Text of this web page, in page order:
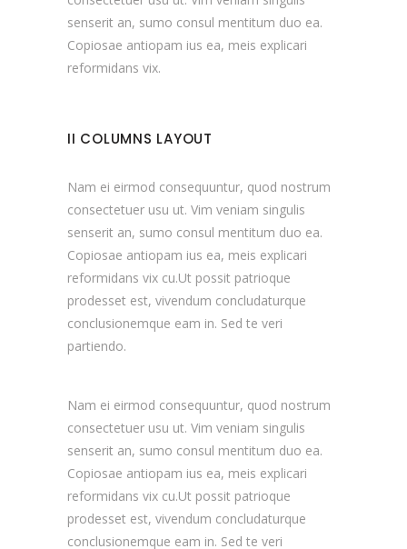
senserit an, sumo consul mentitum duo ea.
Copiosae antiopam ius ea, meis explicari
reformidans vix.
II COLUMNS LAYOUT
Nam ei eirmod consequuntur, quod nostrum
consectetuer usu ut. Vim veniam singulis
senserit an, sumo consul mentitum duo ea.
Copiosae antiopam ius ea, meis explicari
reformidans vix cu.Ut possit patrioque
prodesset est, vivendum concludaturque
conclusionemque eam in. Sed te veri
partiendo.
Nam ei eirmod consequuntur, quod nostrum
consectetuer usu ut. Vim veniam singulis
senserit an, sumo consul mentitum duo ea.
Copiosae antiopam ius ea, meis explicari
reformidans vix cu.Ut possit patrioque
prodesset est, vivendum concludaturque
conclusionemque eam in. Sed te veri